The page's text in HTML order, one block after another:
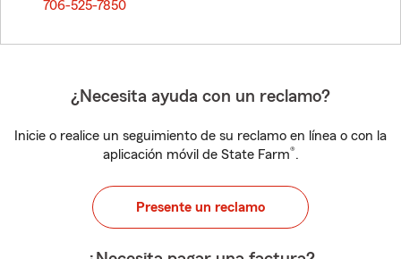
706-525-7850
¿Necesita ayuda con un reclamo?
Inicie o realice un seguimiento de su reclamo en línea o con la
aplicación móvil de State Farm®.
Presente un reclamo